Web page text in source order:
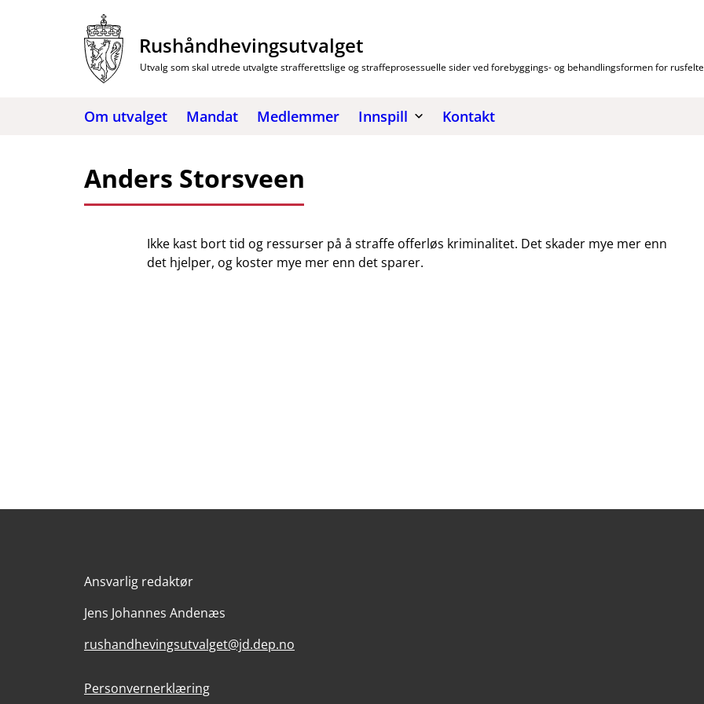
Rushåndhevingsutvalget
Utvalg som skal utrede utvalgte strafferettslige og straffeprosessuelle sider ved forebyggings- og behandlingsformen for
Om utvalget Mandat Medlemmer Innspill Kontakt
Anders Storsveen
Ikke kast bort tid og ressurser på å straffe offerløs kriminalitet. Det skader mye mer enn
det hjelper, og koster mye mer enn det sparer.
Ansvarlig redaktør
Jens Johannes Andenæs
rushandhevingsutvalget@jd.dep.no
Personvernerklæring